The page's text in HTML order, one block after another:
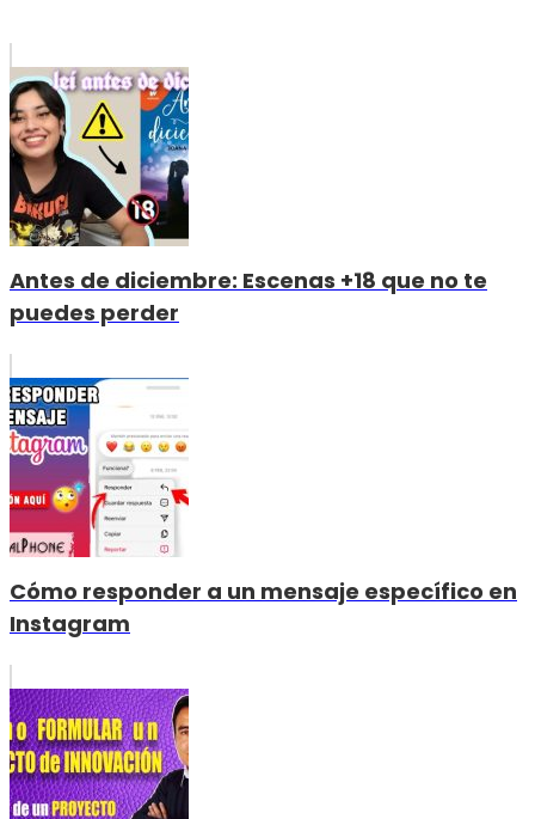
Antes de diciembre: Escenas +18 que no te
puedes perder
Cómo responder a un mensaje específico en
Instagram